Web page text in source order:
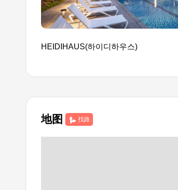
HEIDIHAUS(하이디하우스)
地图 找路